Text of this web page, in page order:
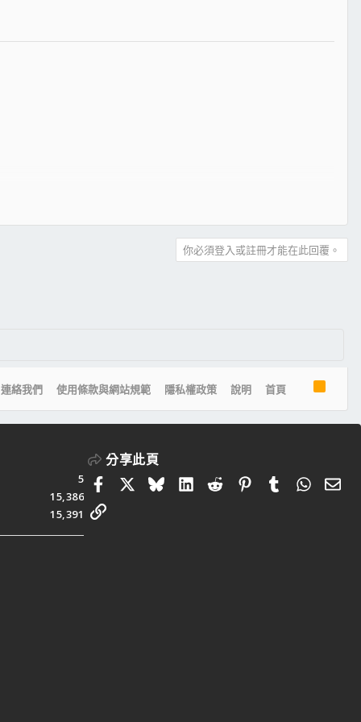
你必須登入或註冊才能在此回覆。
連絡我們 使用條款與網站規範 隱私權政策 說明 首頁
S
5
15,386
15,391
分享此頁
FacebookBlueskyLinkedIn
RedditPinterestTumblr 電
連結